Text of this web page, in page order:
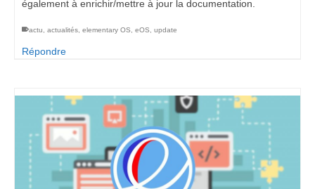
également à enrichir/mettre à jour la documentation.
actu, actualités, elementary OS, eOS, update
Répondre